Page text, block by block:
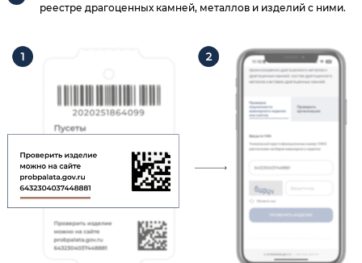
реестре драгоценных камней, металлов и изделий с ними.